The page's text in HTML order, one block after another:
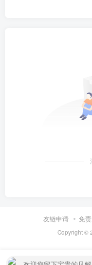
友链申请 免
Copyright ©